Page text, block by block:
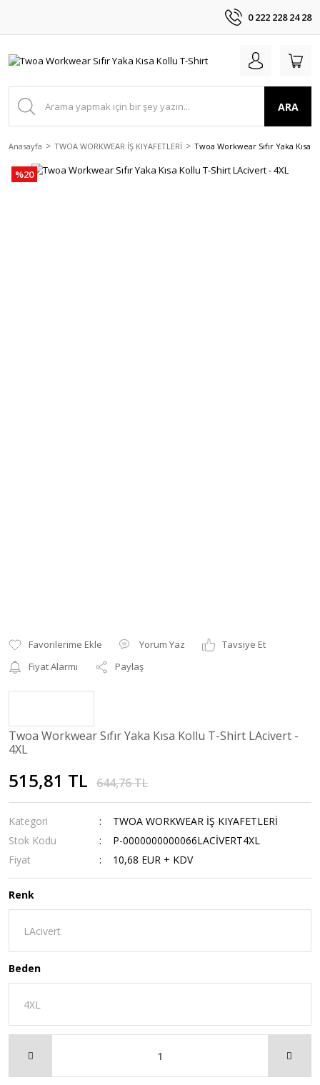
0 222 228 24 28
ARA
Anasayfa TWOA WORKWEAR İŞ KIYAFETLERİ Twoa Workwear Sıfır Yaka Kısa
%20
Yorum Yaz
Tavsiye Et
Fiyat Alarmı
Paylaş
Twoa Workwear Sıfır Yaka Kısa Kollu T-Shirt LAcivert -
4XL
515,81 TL 644,76 TL
Kategori
TWOA WORKWEAR İŞ KIYAFETLERİ
Stok Kodu
P-0000000000066LACİVERT4XL
Fiyat
10,68 EUR + KDV
Renk
Beden